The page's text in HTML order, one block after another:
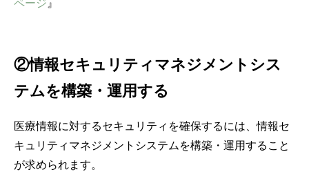
ページ 』
②情報セキュリティマネジメントシス
テムを構築・運用する
医療情報に対するセキュリティを確保するには、情報セ
キュリティマネジメントシステムを構築・運用すること
が求められます。